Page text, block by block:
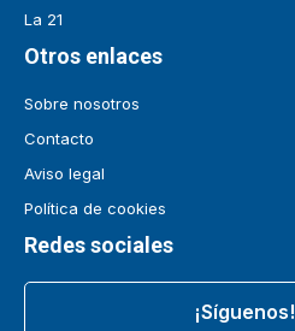
La 21
Otros enlaces
Sobre nosotros
Contacto
Aviso legal
Política de cookies
Redes sociales
¡Síguenos!